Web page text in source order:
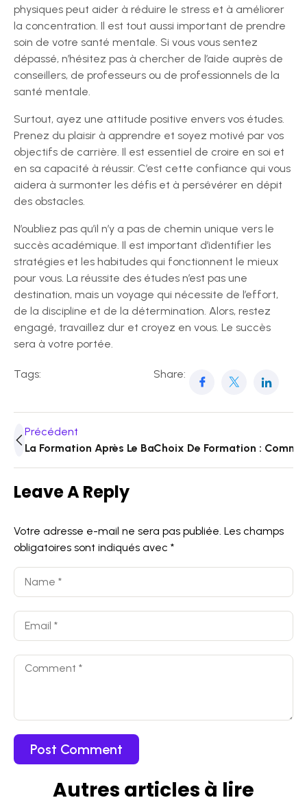
physiques peut aider à réduire le stress et à améliorer
la concentration. Il est tout aussi important de prendre
soin de votre santé mentale. Si vous vous sentez
dépassé, n’hésitez pas à chercher de l’aide auprès de
conseillers, de professeurs ou de professionnels de la
santé mentale.
Surtout, ayez une attitude positive envers vos études.
Prenez du plaisir à apprendre et soyez motivé par vos
objectifs de carrière. Il est essentiel de croire en soi et
en sa capacité à réussir. C’est cette confiance qui vous
aidera à surmonter les défis et à persévérer en dépit
des obstacles.
N’oubliez pas qu’il n’y a pas de chemin unique vers le
succès académique. Il est important d’identifier les
stratégies et les habitudes qui fonctionnent le mieux
pour vous. La réussite des études n’est pas une
destination, mais un voyage qui nécessite de l’effort,
de la discipline et de la détermination. Alors, restez
engagé, travaillez dur et croyez en vous. Le succès
sera à votre portée.
Tags: Share:
Précédent
La Formation Après Le Bac : Un Chemin Vers La
Choix De Formation :
Leave A Reply
Votre adresse e-mail ne sera pas publiée. Les champs
obligatoires sont indiqués avec *
Autres articles à lire